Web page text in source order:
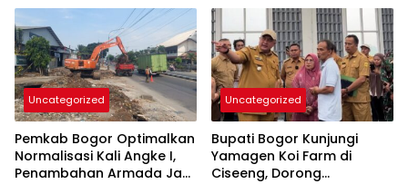
Uncategorized
Pemkab Bogor Optimalkan
Normalisasi Kali Angke I,
Penambahan Armada Jadi
Uncategorized
Bupati Bogor Kunjungi
Yamagen Koi Farm di
Ciseeng, Dorong